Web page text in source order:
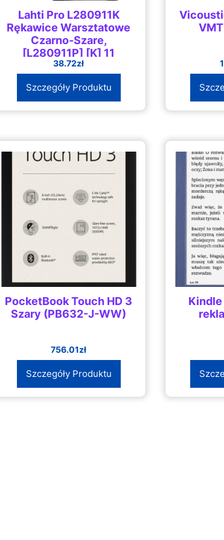
Lahti Pro L280911K
Rękawice Warsztatowe
Czarno-Szare,
[L280911P] [K] 11
38.72zł
Szczegóły Produktu
PocketBook Touch HD 3
Szary (PB632-J-WW)
756.01zł
Szczegóły Produktu
Kindle